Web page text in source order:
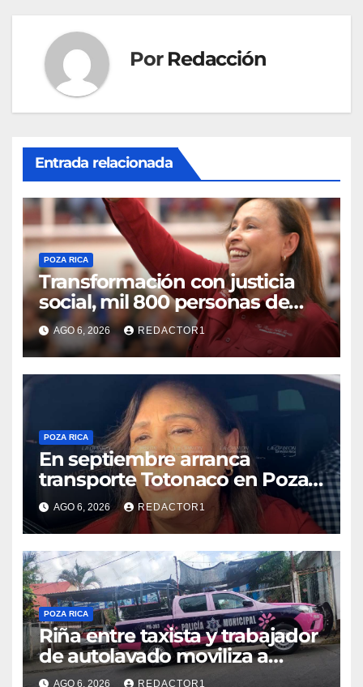
Por Redacción
Entrada relacionada
POZA RICA
Transformación con justicia
social, mil 800 personas de
siete municipios reciben
Apoyo a la Palabra: Rocío
Nahle
AGO 6, 2026 REDACTOR1
POZA RICA
En septiembre arranca
transporte Totonaco en Poza
Rica
AGO 6, 2026 REDACTOR1
POZA RICA
Riña entre taxista y trabajador
de autolavado moviliza a
policías en Poza Rica
AGO 6, 2026 REDACTOR1